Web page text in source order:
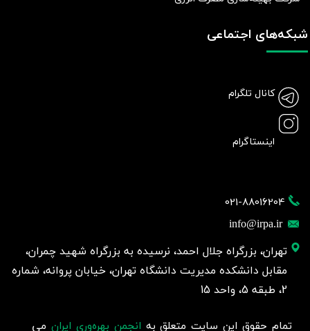
021-88016204
info@irpa.ir
تهران، بزرگراه جلال احمد، نرسیده به بزرگراه شهید چمران،
مقابل دانشکده مدیریت دانشگاه تهران، خیابان پروانه، شماره
2، طبقه 5، واحد 15
شبکه‌های اجتماعی
کانال تلگرام
اینستاگرام
تمام حقوق این سایت متعلق به انجمن بهره‌وری ایران می